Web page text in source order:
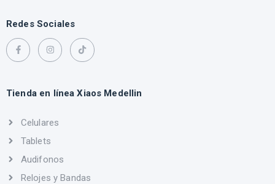
Redes Sociales
Tienda en línea Xiaos Medellin
Celulares
Tablets
Audifonos
Relojes y Bandas